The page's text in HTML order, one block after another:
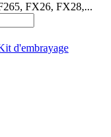
FX26, FX28,...
d'embrayage